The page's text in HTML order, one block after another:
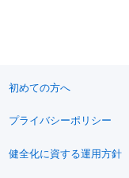
初めての方へ
プライバシーポリシー
健全化に資する運用方針